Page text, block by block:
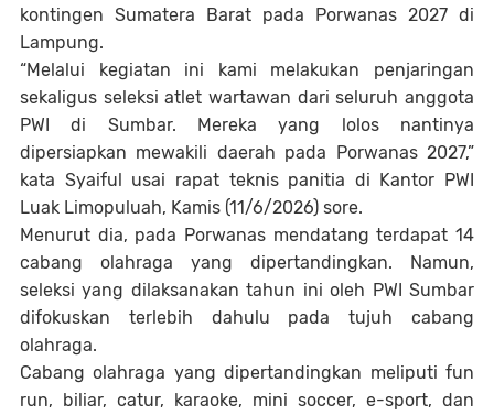
kontingen Sumatera Barat pada Porwanas 2027 di
Lampung.
‎“Melalui kegiatan ini kami melakukan penjaringan
sekaligus seleksi atlet wartawan dari seluruh anggota
PWI di Sumbar. Mereka yang lolos nantinya
dipersiapkan mewakili daerah pada Porwanas 2027,”
kata Syaiful usai rapat teknis panitia di Kantor PWI
Luak Limopuluah, Kamis (11/6/2026) sore.‎
‎Menurut dia, pada Porwanas mendatang terdapat 14
cabang olahraga yang dipertandingkan. Namun,
seleksi yang dilaksanakan tahun ini oleh PWI Sumbar
difokuskan terlebih dahulu pada tujuh cabang
olahraga.‎
‎Cabang olahraga yang dipertandingkan meliputi fun
run, biliar, catur, karaoke, mini soccer, e-sport, dan